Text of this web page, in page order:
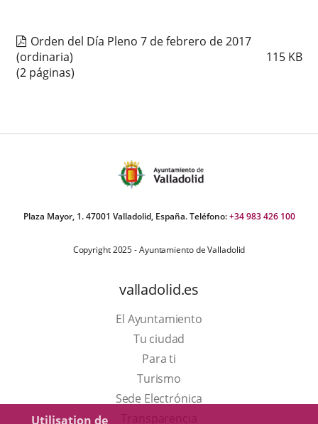
Utilisation de
Orden del Día Pleno 7 de febrero de 2017
(ordinaria)
115 KB
(2 páginas)
Plaza Mayor, 1. 47001 Valladolid, España. Teléfono:+34 983 426 100
Copyright 2025 - Ayuntamiento de Valladolid
valladolid.es
El Ayuntamiento
Tu ciudad
Para ti
TurismoEste
enlace
Sede Electrónica